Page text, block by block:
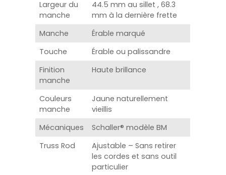
Largeur du
manche
44.5 mm au sillet , 68.3
mm à la dernière frette
Manche
Érable marqué
Touche
Érable ou palissandre
Finition
manche
Haute brillance
Couleurs
manche
Jaune naturellement
vieillis
Mécaniques
Schaller® modèle BM
Truss Rod
Ajustable – Sans retirer
les cordes et sans outil
particulier